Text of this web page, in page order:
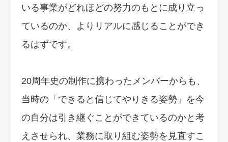
いる事業がどれほどの努力のもとに成り立っ
ているのか、よりリアルに感じることができ
るはずです。
20周年史の制作に携わったメンバーからも、
当時の「できると信じてやりきる姿勢」を今
の自分は引き継ぐことができているのかと考
えさせられ、業務に取り組む姿勢を見直すこ